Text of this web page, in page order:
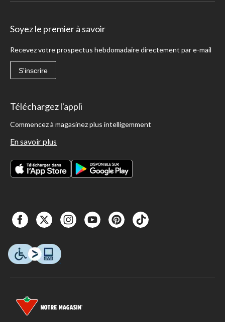
Soyez le premier à savoir
Recevez votre prospectus hebdomadaire directement par e-mail
S'inscrire
Téléchargez l'appli
Commencez à magasinez plus intelligemment
En savoir plus